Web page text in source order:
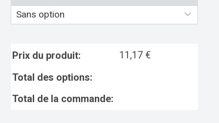
Prix du produit: 11,17 €
Total des options:
Total de la commande: